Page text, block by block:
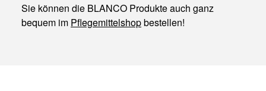
Sie können die BLANCO Produkte auch ganz
bequem im Pflegemittelshopbestellen!